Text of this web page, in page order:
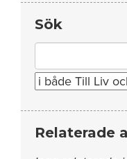
Sök
for:
Relaterade